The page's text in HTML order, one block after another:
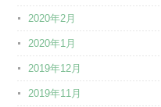
2020年2月
2020年1月
2019年12月
2019年11月